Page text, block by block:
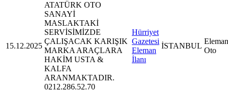
15.12.2025
ATATÜRK OTO
SANAYİ
MASLAKTAKİ
SERVİSİMİZDE
ÇALIŞACAK KARIŞIK
MARKA ARAÇLARA
HAKİM USTA &
KALFA
ARANMAKTADIR.
0212.286.52.70
Hürriyet
Gazetesi
Eleman
İlanı
İSTANBUL
Oto